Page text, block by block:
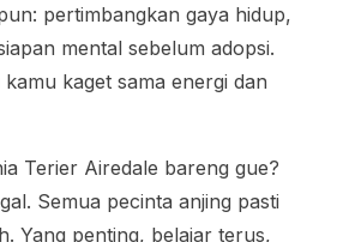
pertimbangkan gaya hidup,
mental sebelum adopsi.
kaget sama energi dan
Terier Airedale bareng gue?
Semua pecinta anjing pasti
Yang penting, belajar terus,